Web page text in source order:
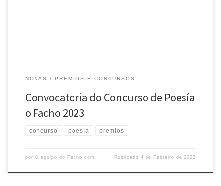
NOVAS PREMIOS E CONCURSOS
Convocatoria do Concurso de Poesía
o Facho 2023
concurso poesía premios
por O equipo do Facho.com Publicado4 de Febreiro de 2023